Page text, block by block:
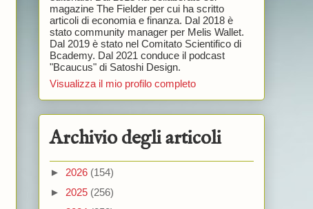
magazine The Fielder per cui ha scritto
articoli di economia e finanza. Dal 2018 è
stato community manager per Melis Wallet.
Dal 2019 è stato nel Comitato Scientifico di
Bcademy. Dal 2021 conduce il podcast
"Bcaucus" di Satoshi Design.
Visualizza il mio profilo completo
Archivio degli articoli
► 2026 (154)
► 2025 (256)